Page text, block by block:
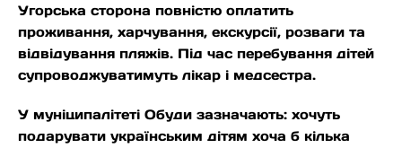
Угорська сторона повністю оплатить
проживання, харчування, екскурсії, розваги та
відвідування пляжів. Під час перебування дітей
супроводжуватимуть лікар і медсестра.
У муніципалітеті Обуди зазначають: хочуть
подарувати українським дітям хоча б кілька